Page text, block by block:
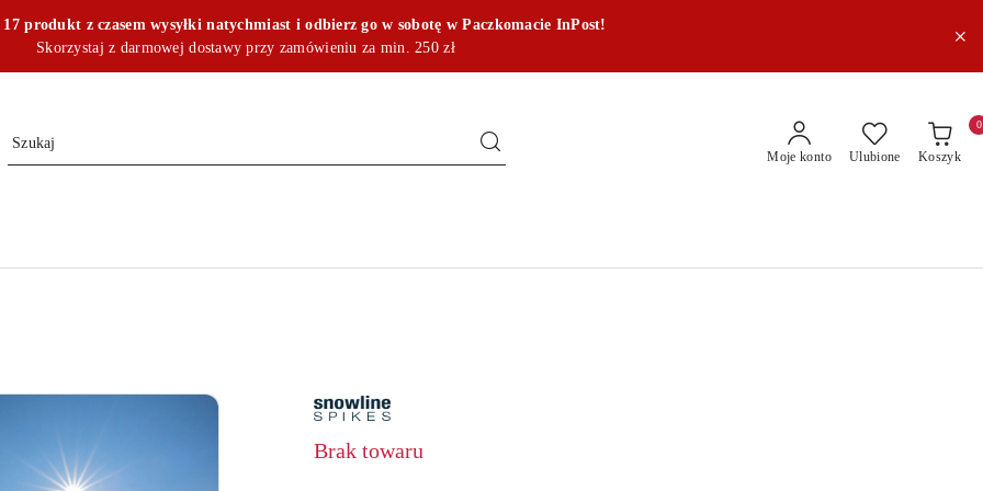
produkt z czasem wysyłki natychmiast i odbierz go w sobotę w Paczkomacie InPost!
Skorzystaj z darmowej dostawy przy zamówieniu za min. 250 zł
Moje konto Ulubione Koszyk
0
NAZWA
PRODUCENTA:
Brak towaru